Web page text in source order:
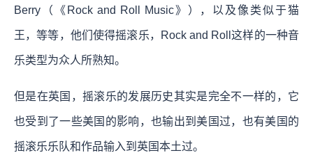
Berry（《Rock and Roll Music》），以及像类似于猫
王，等等，他们使得摇滚乐，Rock and Roll这样的一种音
乐类型为众人所熟知。
但是在英国，摇滚乐的发展历史其实是完全不一样的，它
也受到了一些美国的影响，也输出到美国过，也有美国的
摇滚乐乐队和作品输入到英国本土过。